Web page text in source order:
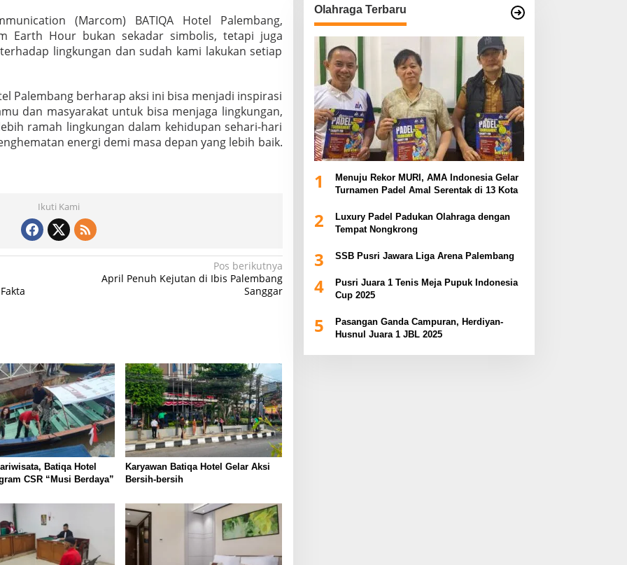
(Marcom) BATIQA Hotel Palembang,
Earth Hour bukan sekadar simbolis, tetapi juga
lingkungan dan sudah kami lakukan setiap
Palembang berharap aksi ini bisa menjadi inspirasi
dan masyarakat untuk bisa menjaga lingkungan,
ramah lingkungan dalam kehidupan sehari-hari
energi demi masa depan yang lebih baik.
Ikuti Kami
Pos berikutnya
April Penuh Kejutan di Ibis Palembang
Sanggar
Batiqa Hotel
CSR “Musi Berdaya”
Karyawan Batiqa Hotel Gelar Aksi
Bersih-bersih
Olahraga Terbaru
1
Menuju Rekor MURI, AMA Indonesia Gelar
Turnamen Padel Amal Serentak di 13 Kota
2
Luxury Padel Padukan Olahraga dengan
Tempat Nongkrong
3 SSB Pusri Jawara Liga Arena Palembang
4
Pusri Juara 1 Tenis Meja Pupuk Indonesia
Cup 2025
5
Pasangan Ganda Campuran, Herdiyan-
Husnul Juara 1 JBL 2025